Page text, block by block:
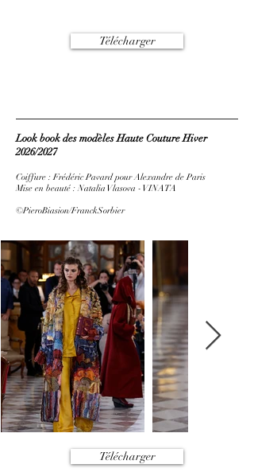
Télécharger
Look book des modèles Haute Couture Hiver
2026/2027
Coiffure :Frédéric PavardpourAlexandre de Paris
Mise en beauté : Natalia Vlasova - VINATA
©PieroBiasion/FranckSorbier
Télécharger